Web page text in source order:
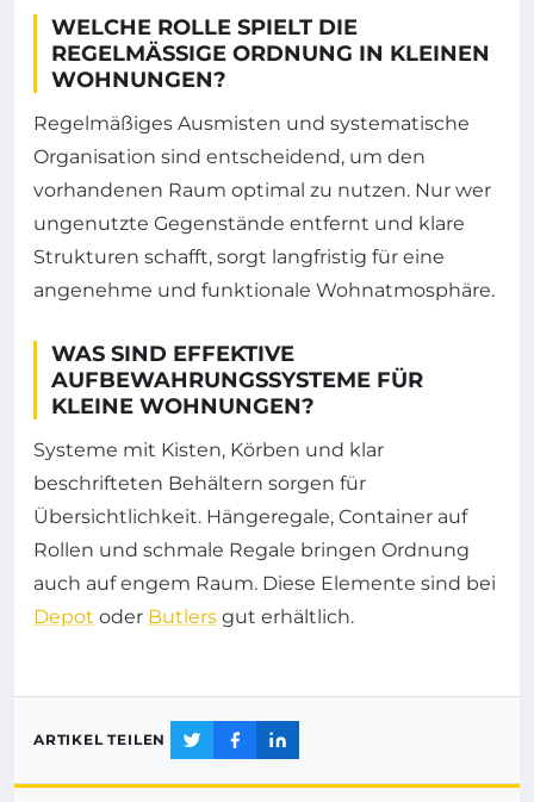
WELCHE ROLLE SPIELT DIE
REGELMÄSSIGE ORDNUNG IN KLEINEN W
OHNUNGEN?
Regelmäßiges Ausmisten und systematische
Organisation sind entscheidend, um den
vorhandenen Raum optimal zu nutzen. Nur wer
ungenutzte Gegenstände entfernt und klare
Strukturen schafft, sorgt langfristig für eine
angenehme und funktionale Wohnatmosphäre.
WAS SIND EFFEKTIVE
AUFBEWAHRUNGSSYSTEME FÜR
KLEINE WOHNUNGEN?
Systeme mit Kisten, Körben und klar
beschrifteten Behältern sorgen für
Übersichtlichkeit. Hängeregale, Container auf
Rollen und schmale Regale bringen Ordnung
auch auf engem Raum. Diese Elemente sind bei
Depot oder Butlers gut erhältlich.
ARTIKEL TEILEN